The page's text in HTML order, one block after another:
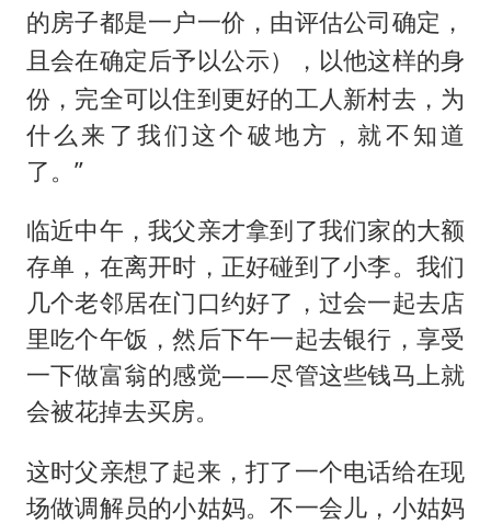
的房子都是一户一价，由评估公司确定，
且会在确定后予以公示），以他这样的身
份，完全可以住到更好的工人新村去，为
什么来了我们这个破地方，就不知道
了。”
临近中午，我父亲才拿到了我们家的大额
存单，在离开时，正好碰到了小李。我们
几个老邻居在门口约好了，过会一起去店
里吃个午饭，然后下午一起去银行，享受
一下做富翁的感觉——尽管这些钱马上就
会被花掉去买房。
这时父亲想了起来，打了一个电话给在现
场做调解员的小姑妈。不一会儿，小姑妈